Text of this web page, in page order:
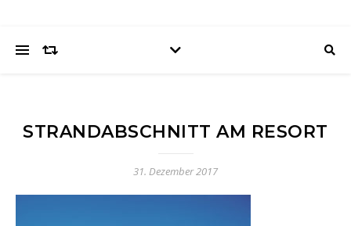
STRANDABSCHNITT AM RESORT
31. Dezember 2017